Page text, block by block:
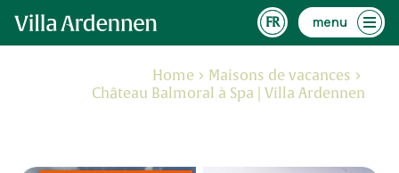
menu
Home
Maisons de vacances
Château Balmoral à Spa | Villa Ardennen